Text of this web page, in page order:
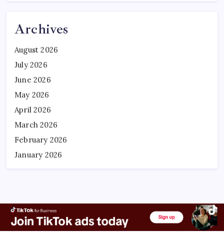
Archives
August 2026
July 2026
June 2026
May 2026
April 2026
March 2026
February 2026
January 2026